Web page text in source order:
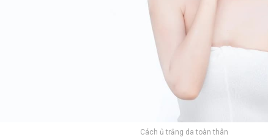
Cách ủ trắng da toàn thân